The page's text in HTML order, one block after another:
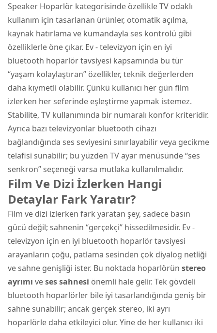
Speaker Hoparlör kategorisinde özellikle TV odaklı
kullanım için tasarlanan ürünler, otomatik açılma,
kaynak hatırlama ve kumandayla ses kontrolü gibi
özelliklerle öne çıkar. Ev - televizyon için en iyi
bluetooth hoparlör tavsiyesi kapsamında bu tür
“yaşam kolaylaştıran” özellikler, teknik değerlerden
daha kıymetli olabilir. Çünkü kullanıcı her gün film
izlerken her seferinde eşleştirme yapmak istemez.
Stabilite, TV kullanımında bir numaralı konfor kriteridir.
Ayrıca bazı televizyonlar bluetooth cihazı
bağlandığında ses seviyesini sınırlayabilir veya gecikme
telafisi sunabilir; bu yüzden TV ayar menüsünde “ses
senkron” seçeneği varsa mutlaka kullanılmalıdır.
Film Ve Dizi İzlerken Hangi
Detaylar Fark Yaratır?
Film ve dizi izlerken fark yaratan şey, sadece basın
gücü değil; sahnenin “gerçekçi” hissedilmesidir. Ev -
televizyon için en iyi bluetooth hoparlör tavsiyesi
arayanların çoğu, patlama sesinden çok diyalog netliği
ve sahne genişliği ister. Bu noktada hoparlörün stereo
ayrımı veses sahnesi önemli hale gelir. Tek gövdeli
bluetooth hoparlörler bile iyi tasarlandığında geniş bir
sahne sunabilir; ancak gerçek stereo, iki ayrı
hoparlörle daha etkileyici olur. Yine de her kullanıcı iki